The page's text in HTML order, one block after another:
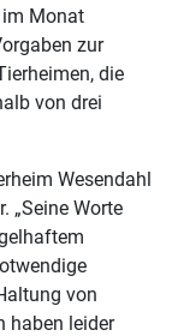
Monat
zur
die
von drei
Wesendahl
„Seine Worte
von
haben leider